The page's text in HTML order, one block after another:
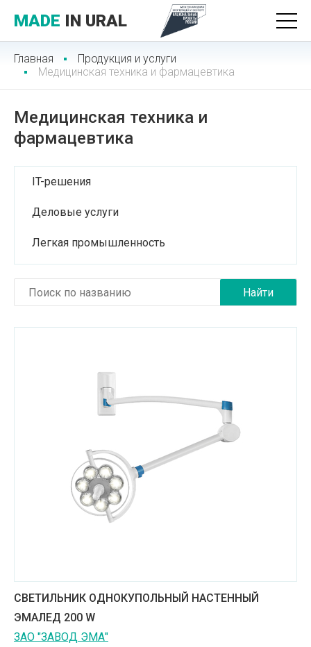
MADE IN URAL
Главная
Продукция и услуги
Медицинская техника и фармацевтика
Медицинская техника и
фармацевтика
IT-решения
Деловые услуги
Легкая промышленность
Медицинские услуги
Научные учреждения
Оборудование для пищевых производств
Пищевая промышленность
Сельское хозяйство
Строительные материалы
Транспортное машиностроение
Услуги в сфере культуры
СВЕТИЛЬНИК ОДНОКУПОЛЬНЫЙ НАСТЕННЫЙ
ЭМАЛЕД 200 W
ЗАО "ЗАВОД ЭМА"